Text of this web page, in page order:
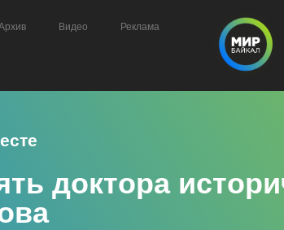
Видео Реклама
доктора